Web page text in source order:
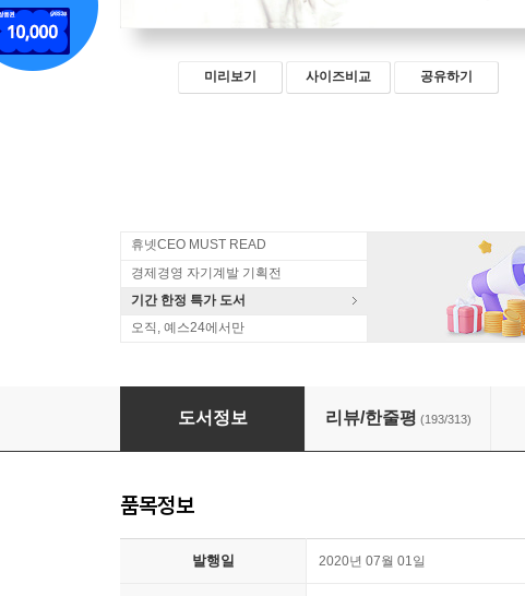
미리보기 사이즈비교 공유하기
휴넷CEO MUST READ
경제경영 자기계발 기획전
기간 한정 특가 도서
오직, 예스24에서만
김미경의 리부트
도서정보 리뷰/한줄평 (193/313)
품목정보
발행일 2020년 07월 01일